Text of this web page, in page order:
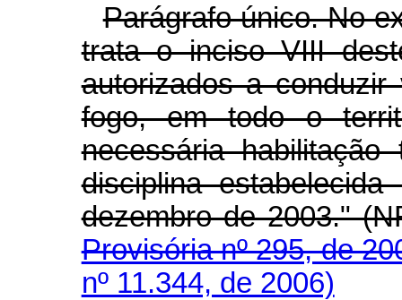
Parágrafo único. No
trata o inciso VIII
autorizados a
fogo, em todo o
necessária
disciplina
dezembro de
Provisória nº 295, de
nº 11.344, de 2006)